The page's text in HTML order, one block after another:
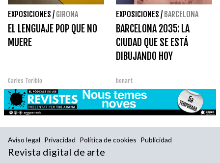
EXPOSICIONES / GIRONA
EL LENGUAJE POP QUE NO
MUERE
Carles Toribio
EXPOSICIONES / BARCELONA
BARCELONA 2035: LA
CIUDAD QUE SE ESTÁ
DIBUJANDO HOY
bonart
Aviso legal Privacidad Política de cookies Publicidad
Revista digital de arte